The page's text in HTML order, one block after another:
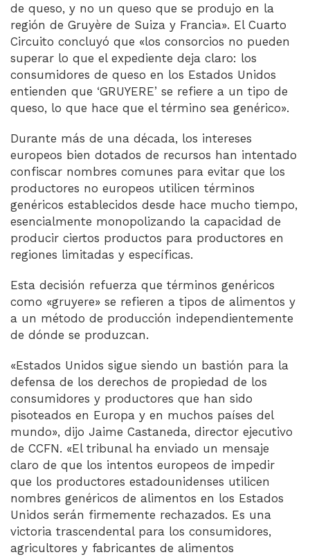
de queso, y no un queso que se produjo en la
región de Gruyère de Suiza y Francia». El Cuarto
Circuito concluyó que «los consorcios no pueden
superar lo que el expediente deja claro: los
consumidores de queso en los Estados Unidos
entienden que ‘GRUYERE’ se refiere a un tipo de
queso, lo que hace que el término sea genérico».
Durante más de una década, los intereses
europeos bien dotados de recursos han intentado
confiscar nombres comunes para evitar que los
productores no europeos utilicen términos
genéricos establecidos desde hace mucho tiempo,
esencialmente monopolizando la capacidad de
producir ciertos productos para productores en
regiones limitadas y específicas.
Esta decisión refuerza que términos genéricos
como «gruyere» se refieren a tipos de alimentos y
a un método de producción independientemente
de dónde se produzcan.
«Estados Unidos sigue siendo un bastión para la
defensa de los derechos de propiedad de los
consumidores y productores que han sido
pisoteados en Europa y en muchos países del
mundo», dijo Jaime Castaneda, director ejecutivo
de CCFN. «El tribunal ha enviado un mensaje
claro de que los intentos europeos de impedir
que los productores estadounidenses utilicen
nombres genéricos de alimentos en los Estados
Unidos serán firmemente rechazados. Es una
victoria trascendental para los consumidores,
agricultores y fabricantes de alimentos